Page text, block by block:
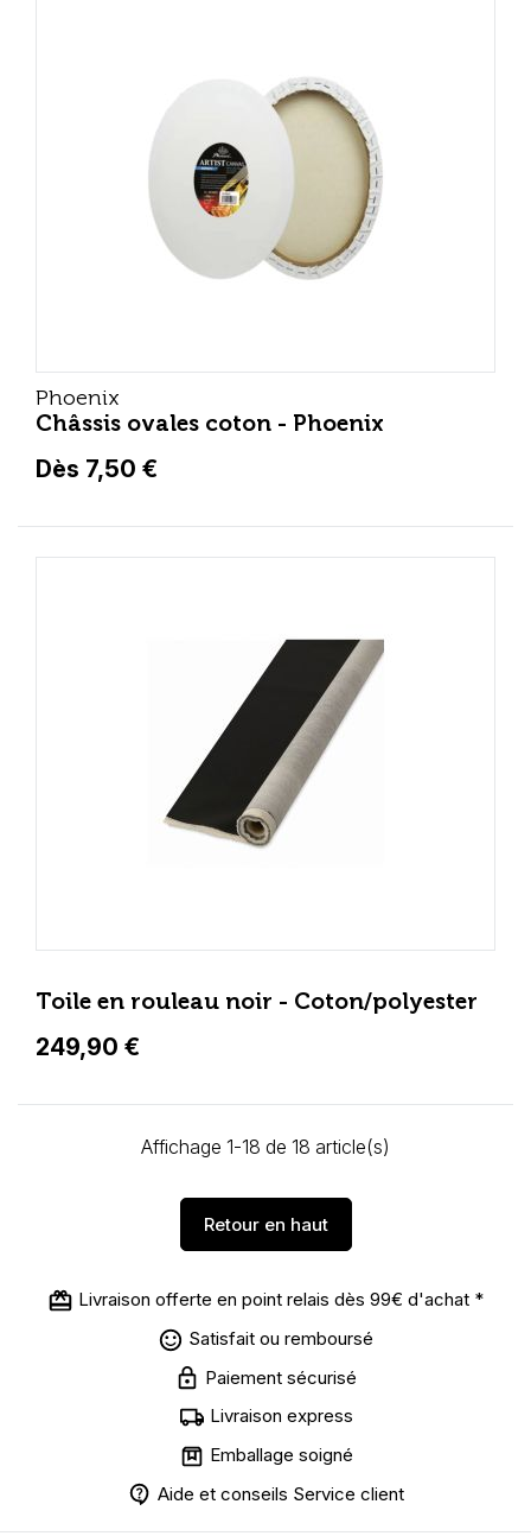
Phoenix
Châssis ovales coton - Phoenix
Dès 7,50 €
Toile en rouleau noir - Coton/polyester
249,90 €
Affichage 1-18 de 18 article(s)
Retour en haut
Livraison offerte en point relais dès 99€ d'achat *
Satisfait ou remboursé
Paiement sécurisé
Livraison express
Emballage soigné
Aide et conseils Service client